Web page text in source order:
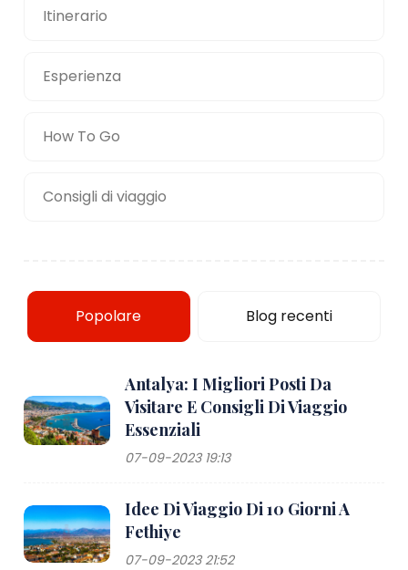
Itinerario
Esperienza
How To Go
Consigli di viaggio
Popolare Blog recenti
Antalya: I Migliori Posti Da
Visitare E Consigli Di Viaggio
Essenziali
07-09-2023 19:13
Idee Di Viaggio Di 10 Giorni A
Fethiye
07-09-2023 21:52